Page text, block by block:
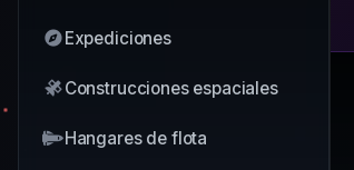
Expediciones
Construcciones espaciales
Hangares de flota